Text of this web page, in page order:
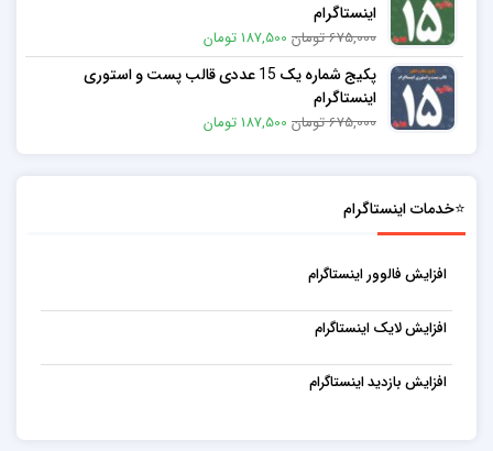
اینستاگرام
675,000 تومان 187,500 تومان
پکیج شماره یک 15 عددی قالب پست و استوری
اینستاگرام
675,000 تومان 187,500 تومان
⭐خدمات اینستاگرام
افزایش فالوور اینستاگرام
افزایش لایک اینستاگرام
افزایش بازدید اینستاگرام